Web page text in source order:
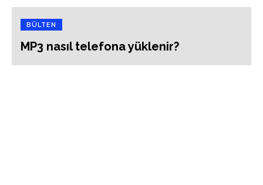
BÜLTEN
MP3 nasıl telefona yüklenir?